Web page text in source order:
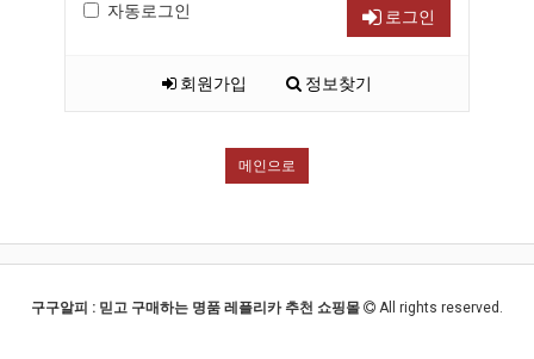
자동로그인 로그인
회원가입 정보찾기
메인으로
구구알피 : 믿고 구매하는 명품 레플리카 추천 쇼핑몰 All rights reserved.